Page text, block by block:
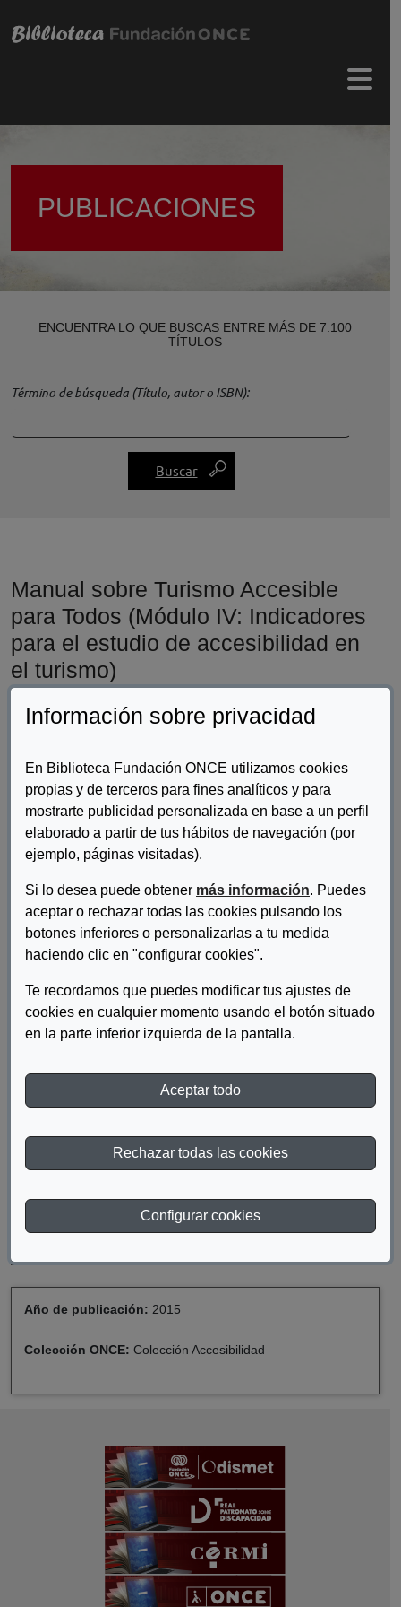
Información sobre privacidad
En Biblioteca Fundación ONCE utilizamos cookies
propias y de terceros para fines analíticos y para
mostrarte publicidad personalizada en base a un perfil
elaborado a partir de tus hábitos de navegación (por
ejemplo, páginas visitadas).
Si lo desea puede obtener más información. Puedes
aceptar o rechazar todas las cookies pulsando los
botones inferiores o personalizarlas a tu medida
haciendo clic en "configurar cookies".
Te recordamos que puedes modificar tus ajustes de
cookies en cualquier momento usando el botón situado
en la parte inferior izquierda de la pantalla.
Aceptar todo
Rechazar todas las cookies
Configurar cookies
PUBLICACIONES
ENCUENTRA LO QUE BUSCAS ENTRE MÁS DE 7.100
TÍTULOS
Término de búsqueda (Título, autor o ISBN)
Manual sobre Turismo Accesible
para Todos (Módulo IV: Indicadores
para el estudio de accesibilidad en
el turismo)
Autor/es: Fundación ONCE, ENAT, UNWTO
Indicadores para el estudio de accesibilidad en el turismo)
ACCESIBLE PARA TODOS (MÓDULO IV:
INDICADORES PARA EL ESTUDIO DE
Año de publicación: 2015
Colección ONCE: Colección Accesibilidad